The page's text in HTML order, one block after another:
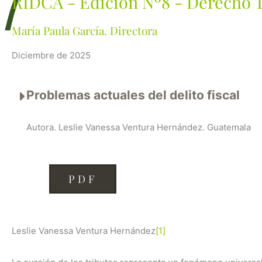
María Paula García. Directora
Diciembre de 2025
Problemas actuales del delito fiscal
Autora. Leslie Vanessa Ventura Hernández. Guatemala
PDF
Leslie Vanessa Ventura Hernández[1]